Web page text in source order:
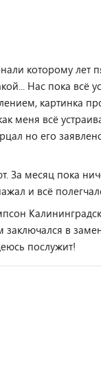
которому лет
Нас пока всё
картинка
меня всё
но его
За месяц пока
и всё
заключался в
послужит!